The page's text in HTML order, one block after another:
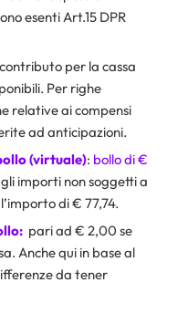
esenti Art.15 DPR
per la cassa
Per righe
relative ai compensi
ad anticipazioni.
(virtuale): bollo di €
importi non soggetti a
di € 77,74.
pari ad € 2,00 se
Anche qui in base al
da tener